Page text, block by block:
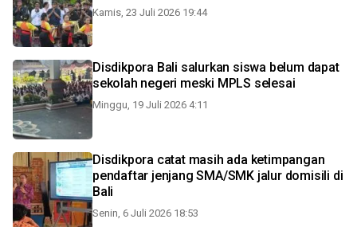
Kamis, 23 Juli 2026 19:44
Disdikpora Bali salurkan siswa belum dapat
sekolah negeri meski MPLS selesai
Minggu, 19 Juli 2026 4:11
Disdikpora catat masih ada ketimpangan
pendaftar jenjang SMA/SMK jalur domisili di
Bali
Senin, 6 Juli 2026 18:53